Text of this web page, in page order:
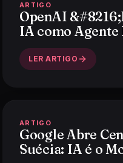
ARTIGO
OpenAI
IA como Agente
LER ARTIGO
ARTIGO
Google Abre
Suécia: IA é o